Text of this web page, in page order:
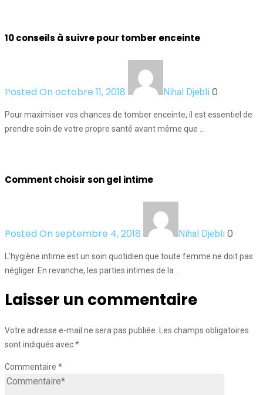
10 conseils à suivre pour tomber enceinte
Posted On octobre 11, 2018 Nihal Djebli 0
Pour maximiser vos chances de tomber enceinte, il est essentiel de
prendre soin de votre propre santé avant même que …
Comment choisir son gel intime
Posted On septembre 4, 2018 Nihal Djebli 0
L’hygiène intime est un soin quotidien que toute femme ne doit pas
négliger. En revanche, les parties intimes de la …
Laisser un commentaire
Votre adresse e-mail ne sera pas publiée.
Les champs obligatoires
sont indiqués avec*
Commentaire *